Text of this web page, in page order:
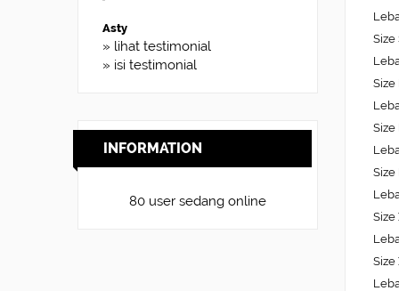
» lihat testimonial
» isi testimonial
INFORMATION
80 user sedang online
Size
Size
Size
Size
Size
Size